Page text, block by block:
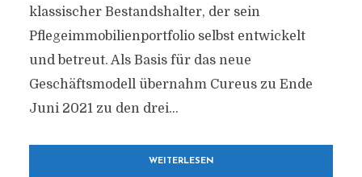
klassischer Bestandshalter, der sein
Pflegeimmobilienportfolio selbst entwickelt
und betreut. Als Basis für das neue
Geschäftsmodell übernahm Cureus zu Ende
Juni 2021 zu den drei...
WEITERLESEN